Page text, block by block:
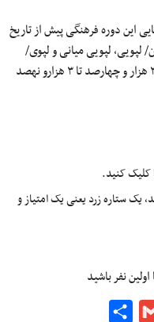
این دوره فرهنگی پیش از تاریخ
لپویی، لپویی میانی و لپوی/
بانش تقسیم‌بندی کرده است که قدمت آن به ۳ هزار و چهارصد تا ۳ هزارو نهصد
کلیک کنید.
ستاره زرد یعنی یک امتیاز و
نفر باشید
Gmail